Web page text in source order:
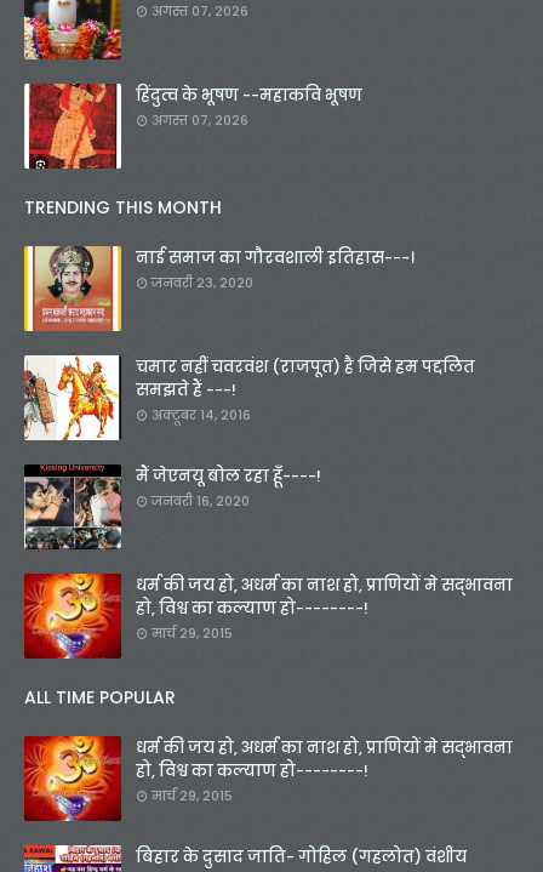
अगस्त 07, 2026
हिंदुत्व के भूषण --महाकवि भूषण
अगस्त 07, 2026
TRENDING THIS MONTH
नाई समाज का गौरवशाली इतिहास---।
जनवरी 23, 2020
चमार नहीं चवरवंश (राजपूत) है जिसे हम पद्दलित
समझते हैं ---!
अक्टूबर 14, 2016
मैं जेएनयू बोल रहा हूँ----!
जनवरी 16, 2020
धर्म की जय हो, अधर्म का नाश हो, प्राणियों मे सद्भावना
हो, विश्व का कल्याण हो--------!
मार्च 29, 2015
ALL TIME POPULAR
धर्म की जय हो, अधर्म का नाश हो, प्राणियों मे सद्भावना
हो, विश्व का कल्याण हो--------!
मार्च 29, 2015
बिहार के दुसाद जाति- गोहिल (गहलोत) वंशीय